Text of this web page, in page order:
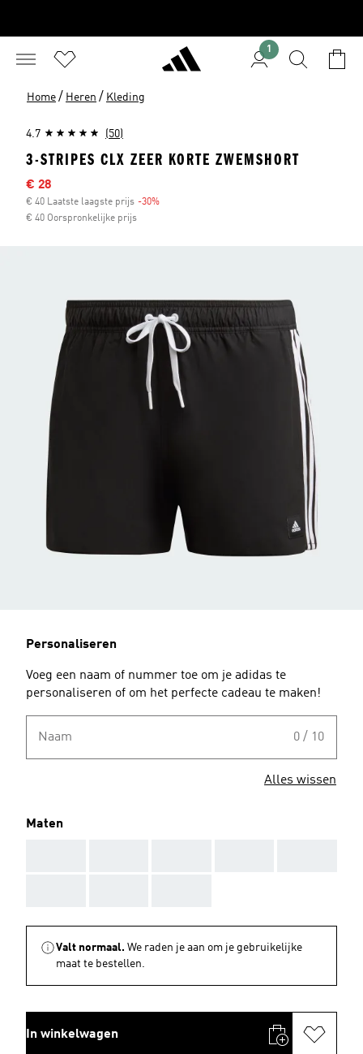
1
Home / Heren / Kleding
4.7 (50)
3-STRIPES CLX ZEER KORTE ZWEMSHORT
Afgeprijsde prijs
€ 28
€ 40 Laatste laagste prijs -30%
€ 40 Oorspronkelijke prijs
Personaliseren
Voeg een naam of nummer toe om je adidas te
personaliseren of om het perfecte cadeau te maken!
Naam 0 / 10
Alles wissen
Maten
Valt normaal. We raden je aan om je gebruikelijke
maat te bestellen.
In winkelwagen